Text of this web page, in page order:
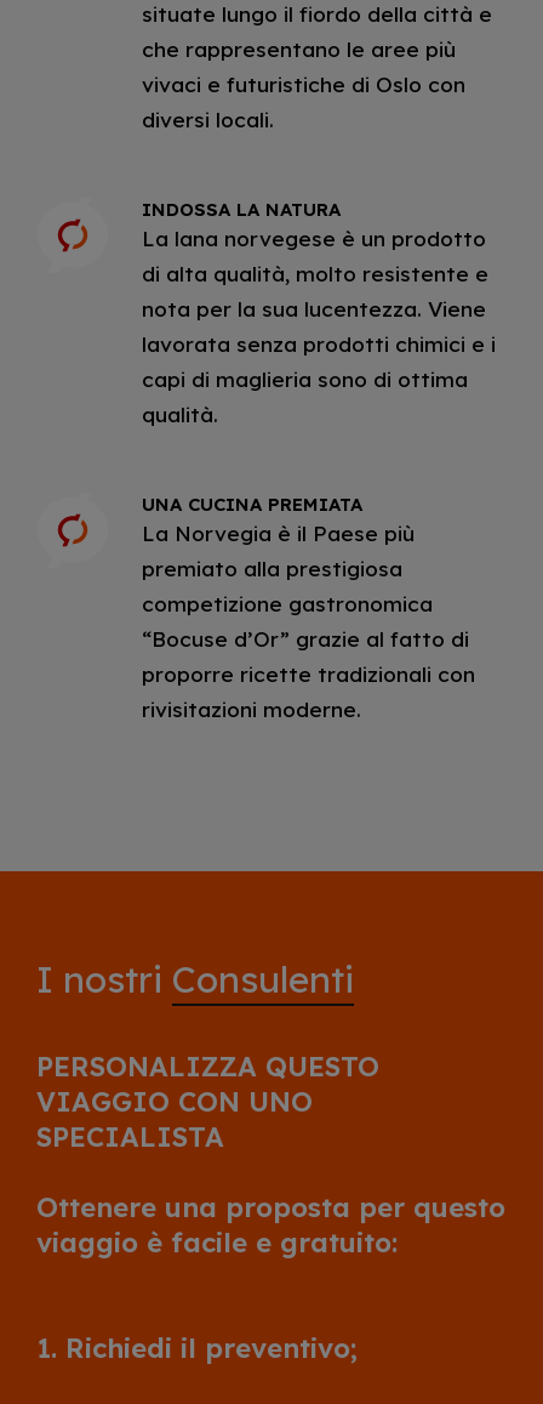
situate lungo il fiordo della città e
che rappresentano le aree più
vivaci e futuristiche di Oslo con
diversi locali.
INDOSSA LA NATURA
La lana norvegese è un prodotto
di alta qualità, molto resistente e
nota per la sua lucentezza. Viene
lavorata senza prodotti chimici e i
capi di maglieria sono di ottima
qualità.
UNA CUCINA PREMIATA
La Norvegia è il Paese più
premiato alla prestigiosa
competizione gastronomica
“Bocuse d’Or” grazie al fatto di
proporre ricette tradizionali con
rivisitazioni moderne.
I nostri Consulenti
PERSONALIZZA QUESTO
VIAGGIO CON UNO
SPECIALISTA
Ottenere una proposta per questo
viaggio è facile e gratuito:
1. Richiedi il preventivo;